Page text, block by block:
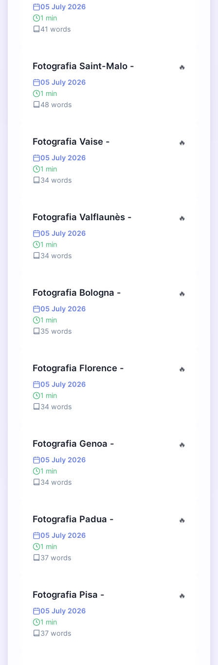
05 July 2026
1 min
41 words
Fotografia Saint-Malo - 🔥
05 July 2026
1 min
48 words
Fotografia Vaise - 🔥
05 July 2026
1 min
34 words
Fotografia Valflaunès - 🔥
05 July 2026
1 min
34 words
Fotografia Bologna - 🔥
05 July 2026
1 min
35 words
Fotografia Florence - 🔥
05 July 2026
1 min
34 words
Fotografia Genoa - 🔥
05 July 2026
1 min
34 words
Fotografia Padua - 🔥
05 July 2026
1 min
37 words
Fotografia Pisa - 🔥
05 July 2026
1 min
37 words